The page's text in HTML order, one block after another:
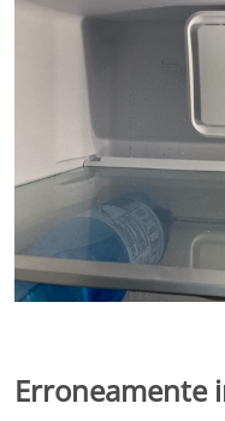
Erroneamente